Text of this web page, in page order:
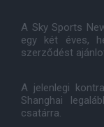
A Sky Sports
egy két éves,
szerződést
A jelenlegi
Shanghai
csatárra.